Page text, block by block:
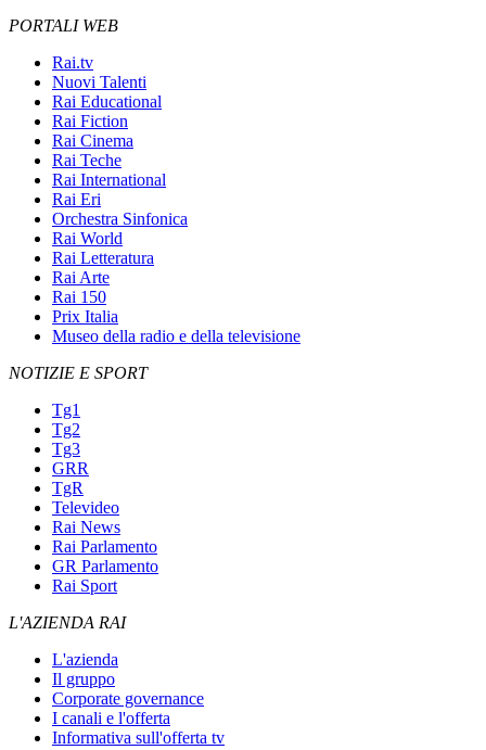
PORTALI WEB
Rai.tv
Nuovi Talenti
Rai Educational
Rai Fiction
Rai Cinema
Rai Teche
Rai International
Rai Eri
Orchestra Sinfonica
Rai World
Rai Letteratura
Rai Arte
Rai 150
Prix Italia
Museo della radio e della televisione
NOTIZIE E SPORT
Tg1
Tg2
Tg3
GRR
TgR
Televideo
Rai News
Rai Parlamento
GR Parlamento
Rai Sport
L'AZIENDA RAI
L'azienda
Il gruppo
Corporate governance
I canali e l'offerta
Informativa sull'offerta tv